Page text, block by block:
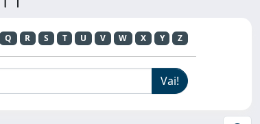
Q R S T U V W X Y Z